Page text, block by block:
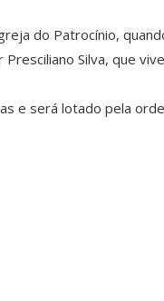
do Patrocínio,
Silva, que
e será lotado pela